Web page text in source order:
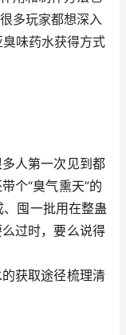
多玩家都想深入
味药水获得方式
人第一次见到都
个“臭气熏天”的
囤一批用在整蛊
过时，要么说得
获取途径梳理清